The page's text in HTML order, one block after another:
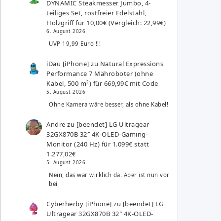
DYNAMIC Steakmesser Jumbo, 4-
teiliges Set, rostfreier Edelstahl,
Holzgriff für 10,00€ (Vergleich: 22,99€)
6. August 2026
UVP 19,99 Euro !!!
iDau [iPhone] zu Natural Expressions
Performance 7 Mähroboter (ohne
Kabel, 500 m²) für 669,99€ mit Code
5. August 2026
Ohne Kamera wäre besser, als ohne Kabel!
Andre zu [beendet] LG Ultragear
32GX870B 32″ 4K-OLED-Gaming-
Monitor (240 Hz) für 1.099€ statt
1.277,02€
5. August 2026
Nein, das war wirklich da. Aber ist nun vor
bei
Cyberherby [iPhone] zu [beendet] LG
Ultragear 32GX870B 32″ 4K-OLED-